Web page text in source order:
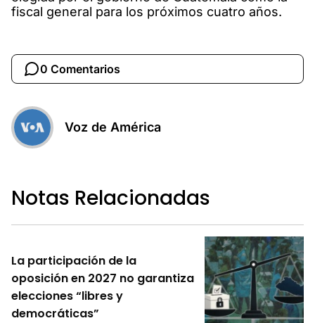
fiscal general para los próximos cuatro años.
0 Comentarios
Voz de América
Notas Relacionadas
La participación de la
oposición en 2027 no garantiza
elecciones “libres y
democráticas”